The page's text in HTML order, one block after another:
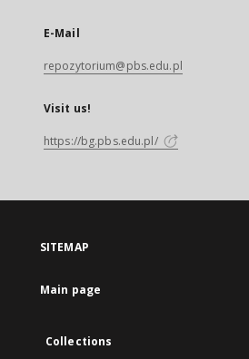
E-Mail
repozytorium@pbs.edu.pl
Visit us!
https://bg.pbs.edu.pl/
SITEMAP
Main page
Collections